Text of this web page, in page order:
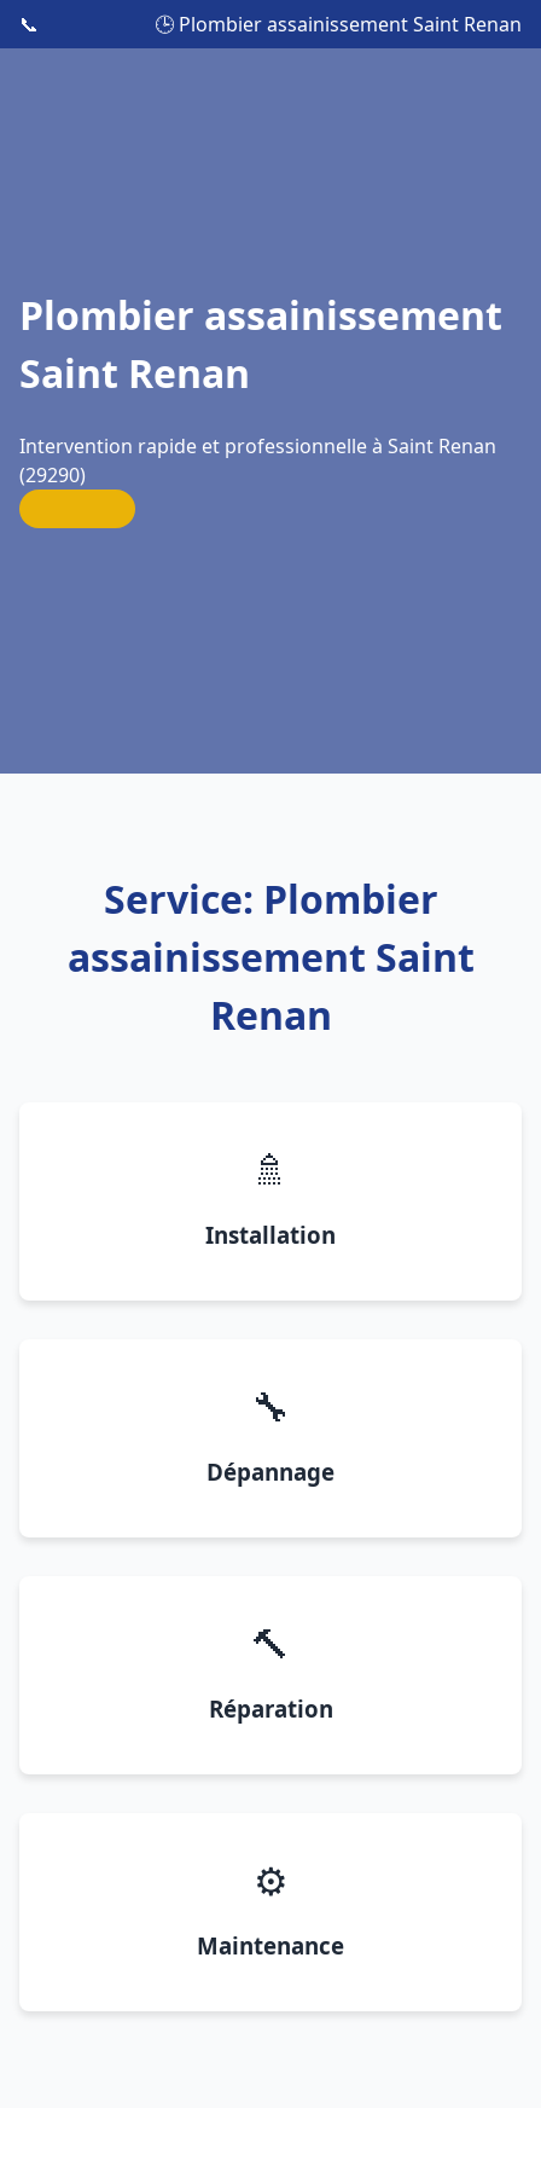
📞 🕒 Plombier assainissement Saint Renan
Plombier assainissement
Saint Renan
Intervention rapide et professionnelle à Saint Renan
(29290)
Service: Plombier
assainissement Saint
Renan
🚿
Installation
🔧
Dépannage
🔨
Réparation
⚙️
Maintenance